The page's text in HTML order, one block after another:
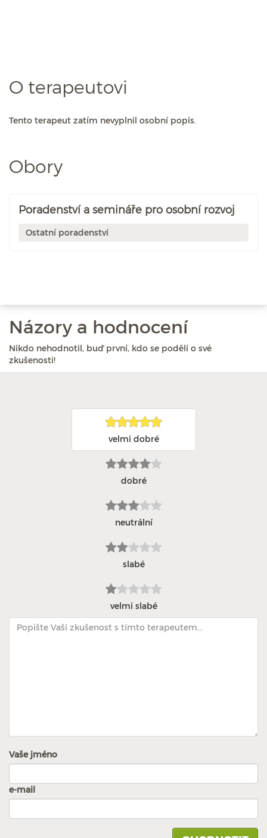
O terapeutovi
Tento terapeut zatím nevyplnil osobní popis.
Obory
Poradenství a semináře pro osobní rozvoj
Ostatní poradenství
Názory a hodnocení
Nikdo nehodnotil, buď první, kdo se podělí o své
zkušenosti!
velmi dobré
dobré
neutrální
slabé
velmi slabé
Vaše jméno
e-mail